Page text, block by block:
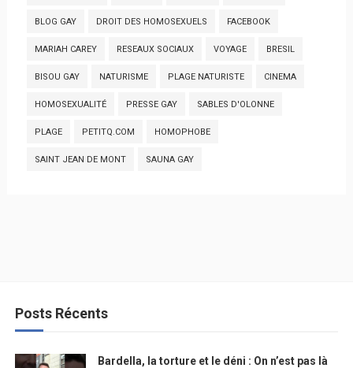
BLOG GAY DROIT DES HOMOSEXUELS FACEBOOK
MARIAH CAREY RESEAUX SOCIAUX VOYAGE BRESIL
BISOU GAY NATURISME PLAGE NATURISTE CINEMA
HOMOSEXUALITÉ PRESSE GAY SABLES D'OLONNE
PLAGE PETITQ.COM HOMOPHOBE
SAINT JEAN DE MONT SAUNA GAY
Posts Récents
Bardella, la torture et le déni : On n’est pas là